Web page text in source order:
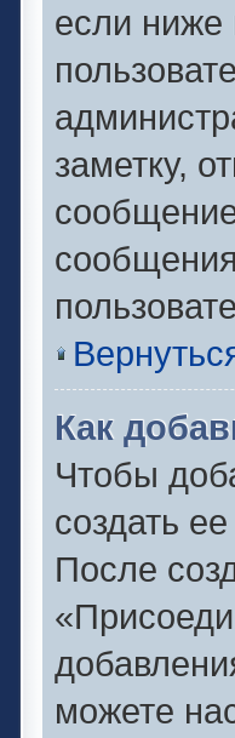
если ниже
заметку,
Как
Чтобы
создать
После
можете